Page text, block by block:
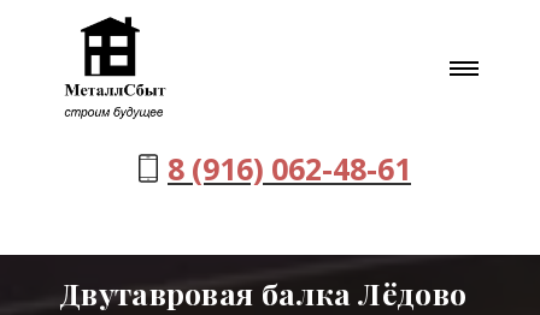
8 (916) 062-48-61
Двутавровая балка Лёдово